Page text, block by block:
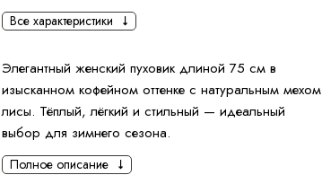
Все характеристики
Элегантный женский пуховик длиной 75 см в
изысканном кофейном оттенке с натуральным мехом
лисы. Тёплый, лёгкий и стильный — идеальный
выбор для зимнего сезона.
Полное описание